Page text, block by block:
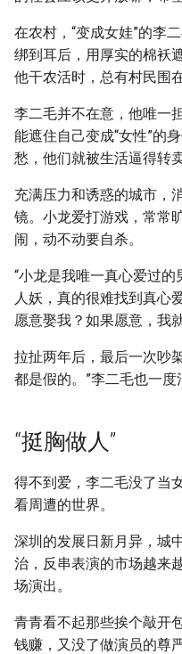
在农村，“变成女娃”的李
绑到耳后，用厚实的棉袄
他干农活时，总有村民围
李二毛并不在意，他唯一
能遮住自己变成“女性”的
愁，他们就被生活逼得转
充满压力和诱惑的城市，
镜。小龙爱打游戏，常常
闹，动不动要自杀。
“小龙是我唯一真心爱过的
人妖，真的很难找到真心
愿意娶我？如果愿意，我
拉扯两年后，最后一次吵
都是假的。”李二毛也一度
“挺胸做人”
得不到爱，李二毛没了当
看周遭的世界。
深圳的发展日新月异，城
治，反串表演的市场越来
场演出。
青青看不起那些挨个敲开
钱赚，又没了做演员的尊